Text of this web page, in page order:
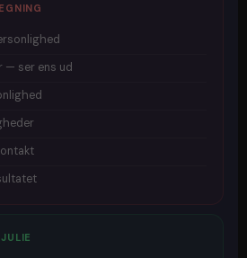
— ser ens ud